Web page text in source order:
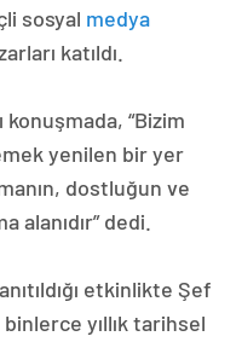
sosyal medya
katıldı.
konuşmada, “Bizim
yenilen bir yer
dostluğun ve
alanıdır” dedi.
etkinlikte Şef
yıllık tarihsel